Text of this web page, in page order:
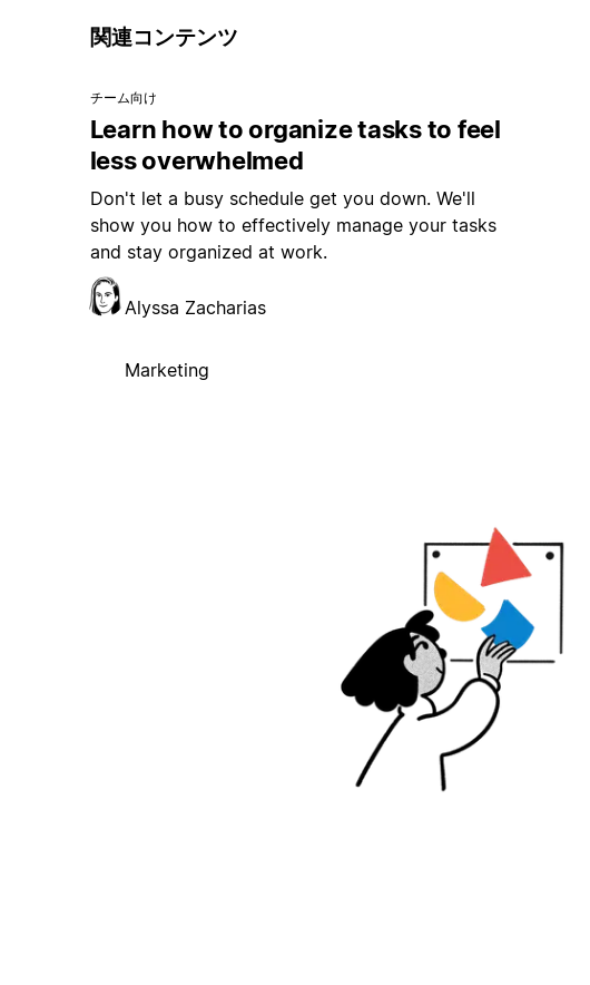
関連コンテンツ
チーム向け
Learn how to organize tasks to feel
less overwhelmed
Don't let a busy schedule get you down. We'll
show you how to effectively manage your tasks
and stay organized at work.
Alyssa Zacharias
Marketing